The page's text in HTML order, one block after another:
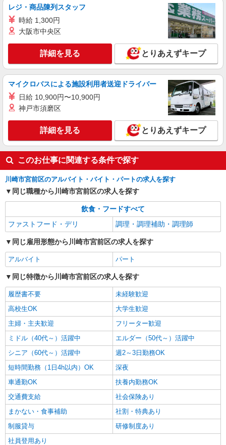
時給1,230円以上 平日 時給1,230円以上 土日・
神奈川県川崎市宮前区宮前平2-6-10 エヴァ―
キープ 詳細を見る
アルバイト パート
すき家 川崎潮見台店
すき家の店舗スタッフ（接客・調理・清掃な
時給1,225円 ※22:00〜翌5:00：時給1,532円 ※
高校生時給1,225円 ※早朝手当（5:00〜9:00）時給
＋150円
神奈川県川崎市宮前区潮見台10-2
キープ 詳細を見る
アルバイト パート
株式会社HITOWA フードサービスカンパニー
福祉施設での調理補助【アルバイト・パート】
時給1,300円以上 ※経験によりスタート時給は
により時給を見直します。 ※アルバイト賞与（寸
志）：あり 年2回。勤続年数により金額UP。
イリーゼさぎぬま・新館 （神奈川県川崎市宮
前区土橋4丁目8-2）
キープ
レジ・商品陳列スタッフ
時給 1,300円
大阪市中央区
詳細を見る とりあえずキープ
マイクロバスによる施設利用者送迎ドライバー
日給 10,900円〜10,900円
神戸市須磨区
詳細を見る とりあえずキープ
このお仕事に関連する条件で探す
川崎市宮前区のアルバイト・バイト・パートの求人を探す
同じ職種から川崎市宮前区の求人を探す
飲食・フードすべて
ファストフード・デリ
調理・調理補助・調理師
同じ雇用形態から川崎市宮前区の求人を探す
アルバイト パート
同じ特徴から川崎市宮前区の求人を探す
履歴書不要
未経験歓迎
高校生OK
大学生歓迎
主婦・主夫歓迎
フリーター歓迎
ミドル（40代～）活躍中
エルダー（50代～）活躍中
シニア（60代～）活躍中
週2～3日勤務OK
短時間勤務（1日4h以内）OK
深夜
車通勤OK
扶養内勤務OK
交通費支給
社会保険あり
まかない・食事補助
社割・特典あり
制服貸与
研修制度あり
社員登用あり